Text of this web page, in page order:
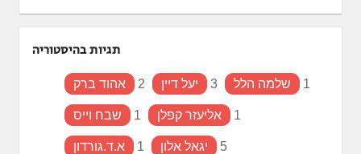
תגיות בהיסטוריה
אהוד ברק 2 יעל דיין 3 שלמה הלל 1
שבח וייס 1 אליעזר קפלן 1
א.ד.גורדון 1 יגאל אלון 5